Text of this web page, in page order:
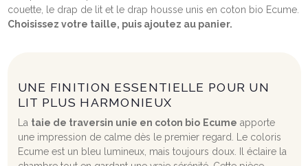
couette, le drap de lit et le drap housse unis en coton bio Ecume.
Choisissez votre taille, puis ajoutez au panier.
UNE FINITION ESSENTIELLE POUR UN
LIT PLUS HARMONIEUX
La taie de traversin unie en coton bio Ecume apporte
une impression de calme dès le premier regard. Le coloris
Ecume est un bleu lumineux, mais toujours doux. Il éclaire la